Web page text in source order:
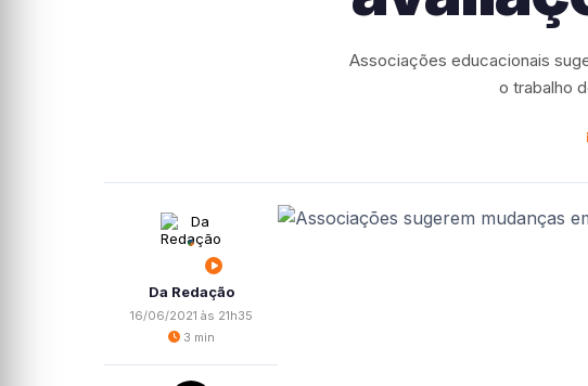
Associações educacionais
o trabalho
Da Redação
16/06/2021 às 21h35
3 min